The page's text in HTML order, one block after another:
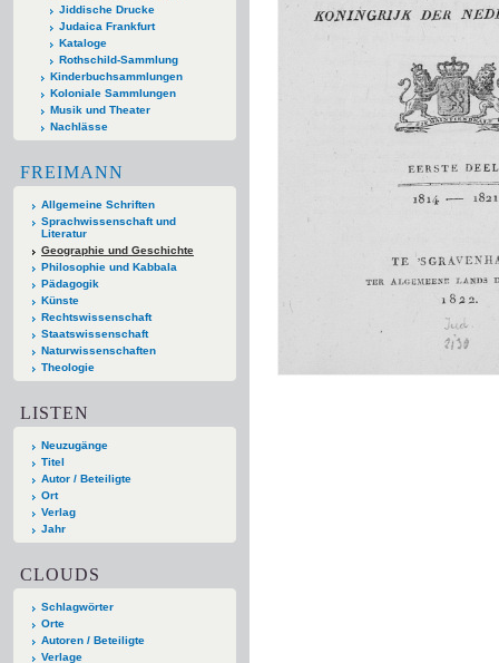
Jiddische Drucke
Judaica Frankfurt
Kataloge
Rothschild-Sammlung
Kinderbuchsammlungen
Koloniale Sammlungen
Musik und Theater
Nachlässe
FREIMANN
Allgemeine Schriften
Sprachwissenschaft und
Literatur
Geographie und Geschichte
Philosophie und Kabbala
Pädagogik
Künste
Rechtswissenschaft
Staatswissenschaft
Naturwissenschaften
Theologie
LISTEN
Neuzugänge
Titel
Autor / Beteiligte
Ort
Verlag
Jahr
CLOUDS
Schlagwörter
Orte
Autoren / Beteiligte
Verlage